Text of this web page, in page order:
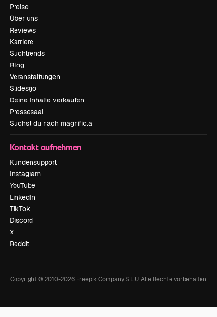
Preise
Über uns
Reviews
Karriere
Suchtrends
Blog
Veranstaltungen
Slidesgo
Deine Inhalte verkaufen
Pressesaal
Suchst du nach magnific.ai
Kontakt aufnehmen
Kundensupport
Instagram
YouTube
LinkedIn
TikTok
Discord
X
Reddit
Copyright © 2010-2026Freepik Company S.L.U. Alle Rechte vorbehalten.